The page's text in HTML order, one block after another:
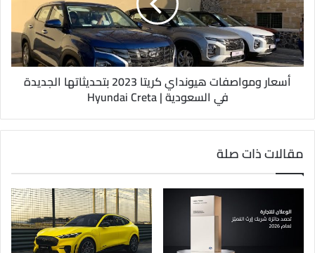
أسعار ومواصفات هيونداي كريتا 2023 بتحديثاتها الجديدة
في السعودية | Hyundai Creta
مقالات ذات صلة